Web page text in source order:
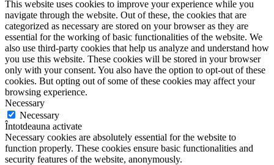
This website uses cookies to improve your experience while you
navigate through the website. Out of these, the cookies that are
categorized as necessary are stored on your browser as they are
essential for the working of basic functionalities of the website. We
also use third-party cookies that help us analyze and understand how
you use this website. These cookies will be stored in your browser
only with your consent. You also have the option to opt-out of these
cookies. But opting out of some of these cookies may affect your
browsing experience.
Necessary
Necessary
Întotdeauna activate
Necessary cookies are absolutely essential for the website to
function properly. These cookies ensure basic functionalities and
security features of the website, anonymously.